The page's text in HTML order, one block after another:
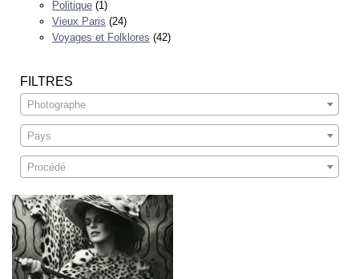
Politique (1)
Vieux Paris (24)
Voyages et Folklores (42)
FILTRES
Photographe
Pays
Procédé